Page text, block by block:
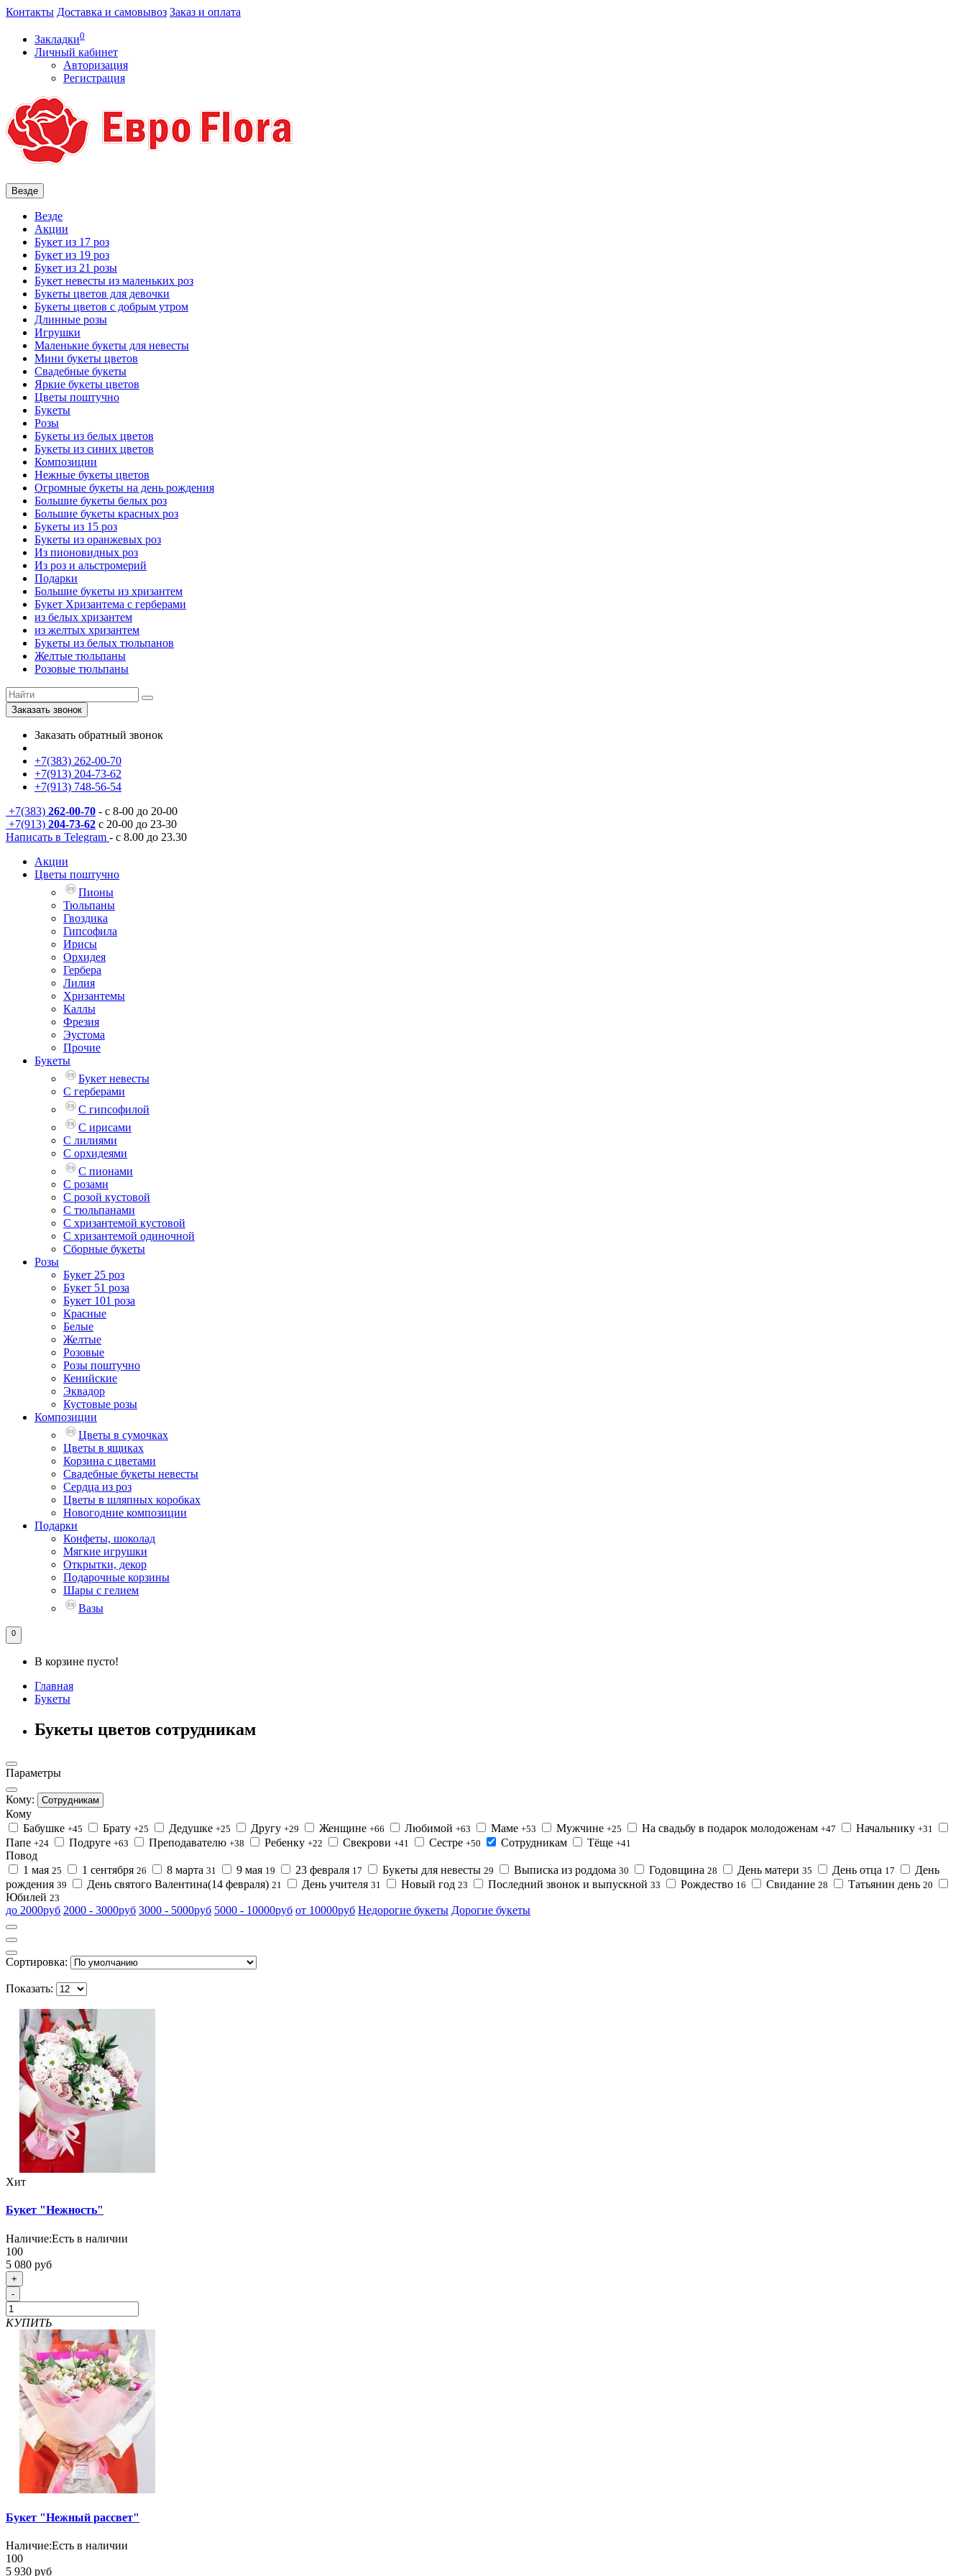
Контакты Доставка и самовывоз Заказ и оплата
Закладки0
Личный кабинет
Авторизация
Регистрация
Везде
Везде
Акции
Букет из 17 роз
Букет из 19 роз
Букет из 21 розы
Букет невесты из маленьких роз
Букеты цветов для девочки
Букеты цветов с добрым утром
Длинные розы
Игрушки
Маленькие букеты для невесты
Мини букеты цветов
Свадебные букеты
Яркие букеты цветов
Цветы поштучно
Букеты
Розы
Букеты из белых цветов
Букеты из синих цветов
Композиции
Нежные букеты цветов
Огромные букеты на день рождения
Большие букеты белых роз
Большие букеты красных роз
Букеты из 15 роз
Букеты из оранжевых роз
Из пионовидных роз
Из роз и альстромерий
Подарки
Большие букеты из хризантем
Букет Хризантема с герберами
из белых хризантем
из желтых хризантем
Букеты из белых тюльпанов
Желтые тюльпаны
Розовые тюльпаны
Заказать звонок
Заказать обратный звонок
+7(383) 262-00-70
+7(913) 204-73-62
+7(913) 748-56-54
+7(383) 262-00-70 - с 8-00 до 20-00
+7(913) 204-73-62 с 20-00 до 23-30
Написать в Telegram - с 8.00 до 23.30
Акции
Цветы поштучно
Пионы
Тюльпаны
Гвоздика
Гипсофила
Ирисы
Орхидея
Гербера
Лилия
Хризантемы
Каллы
Фрезия
Эустома
Прочие
Букеты
Букет невесты
С герберами
С гипсофилой
С ирисами
С лилиями
С орхидеями
С пионами
С розами
С розой кустовой
С тюльпанами
С хризантемой кустовой
С хризантемой одиночной
Сборные букеты
Розы
Букет 25 роз
Букет 51 роза
Букет 101 роза
Красные
Белые
Желтые
Розовые
Розы поштучно
Кенийские
Эквадор
Кустовые розы
Композиции
Цветы в сумочках
Цветы в ящиках
Корзина с цветами
Свадебные букеты невесты
Сердца из роз
Цветы в шляпных коробках
Новогодние композиции
Подарки
Конфеты, шоколад
Мягкие игрушки
Открытки, декор
Подарочные корзины
Шары с гелием
Вазы
0
В корзине пусто!
Главная
Букеты
Букеты цветов сотрудникам
Параметры
Кому: Сотрудникам
Кому
Бабушке +45 Брату +25 Дедушке +25 Другу +29 Женщине +66 Любимой +63 Маме +53 Мужчине +25 На свадьбу в подарок молодоженам +47 Начальнику +31
Папе +24 Подруге +63 Преподавателю +38 Ребенку +22 Свекрови +41 Сестре +50 Сотрудникам Тёще +41
Повод
1 мая 25 1 сентября 26 8 марта 31 9 мая 19 23 февраля 17 Букеты для невесты 29 Выписка из роддома 30 Годовщина 28 День матери 35 День отца 17
День
рождения 39 День святого Валентина(14 февраля) 21 День учителя 31 Новый год 23 Последний звонок и выпускной 33 Рождество 16 Свидание 28 Татьянин день 20
Юбилей 23
до 2000руб 2000 - 3000руб 3000 - 5000руб 5000 - 10000руб от 10000руб Недорогие букеты Дорогие букеты
Сортировка:
Показать:
Хит
Букет "Нежность"
Наличие:Есть в наличии
100
5 080 руб
+
-
КУПИТЬ
Букет "Нежный рассвет"
Наличие:Есть в наличии
100
5 930 руб